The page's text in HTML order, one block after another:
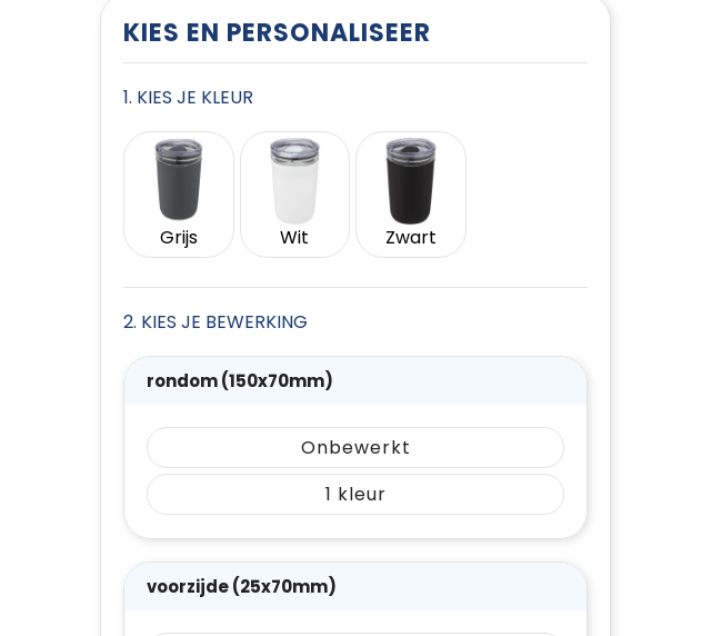
KIES EN PERSONALISEER
1. KIES JE KLEUR
Grijs Wit Zwart
2. KIES JE BEWERKING
rondom (150x70mm)
Onbewerkt
1
voorzijde (25x70mm)